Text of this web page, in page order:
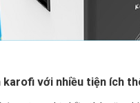
karofi với nhiều tiện ích